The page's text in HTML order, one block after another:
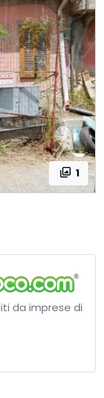
1
da imprese di